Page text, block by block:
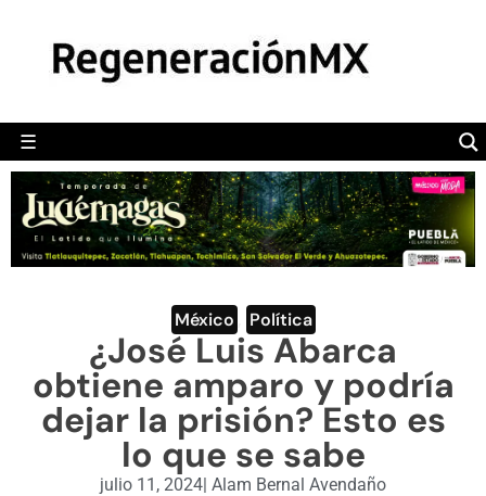
☰
POLÍTICA
CAMALEÓN
OPINIÓN
DEPORTES
ENGLISH SECTION
VIDEOS
México Política
¿José Luis Abarca
obtiene amparo y podría
dejar la prisión? Esto es
lo que se sabe
julio 11, 2024| Alam Bernal Avendaño